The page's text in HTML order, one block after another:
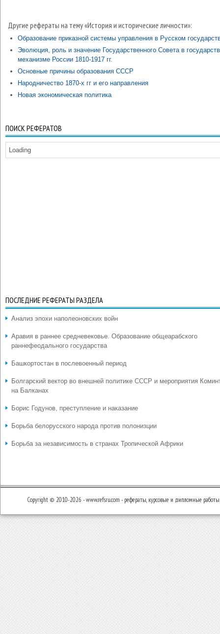
Другие рефераты на тему «История и исторические личности»:
Образование приказной системы управления в Русском
Эволюция, роль и значение Государственного Совета в
механизме России 1810-1917 гг.
Основные причины образования СССР
Народничество 1870-х гг и его направления
Новая экономическая политика
ПОИСК РЕФЕРАТОВ
Loading
ПОСЛЕДНИЕ РЕФЕРАТЫ РАЗДЕЛА
Анализ эпохи наполеоновских войн
Аравия в раннее средневековье. Образование общеарабского
раннефеодального государства
Башкортостан в послевоенный период
Болгарский вектор во внешней политике СССР и мероприятия
на Балканах
Борис Годунов, преступление и наказание
Борьба белорусского народа против полонизции
Борьба за независимость в странах Тропической Африки
Copyright © 2010-2026 - www.refsru.com - рефераты, курсовые и дипломные работы